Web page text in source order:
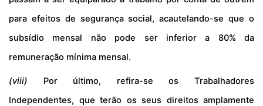
para efeitos de segurança social, acautelando-se que o
subsídio mensal não pode ser inferior a 80% da
remuneração mínima mensal.
(viii) Por último, refira-se os Trabalhadores
Independentes, que terão os seus direitos amplamente